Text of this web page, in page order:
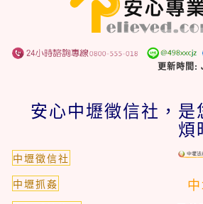
更新時間
安心中壢徵信社，是
煩
中壢徵信社
中壢抓姦